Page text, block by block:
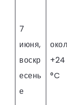
7
июня,
воскр
есень
е
+24
°C